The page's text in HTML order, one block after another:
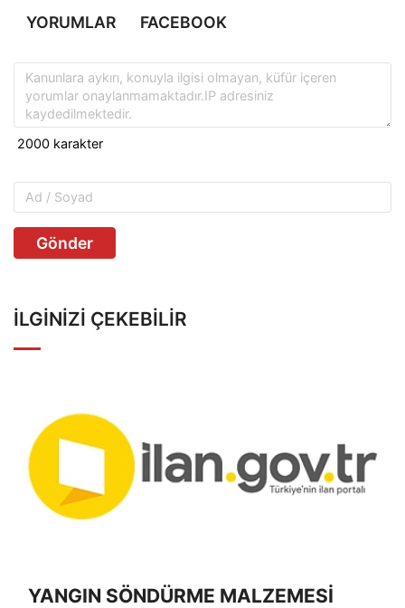
YORUMLAR FACEBOOK
Gönder
İLGINIZI ÇEKEBILIR
YANGIN SÖNDÜRME MALZEMESİ